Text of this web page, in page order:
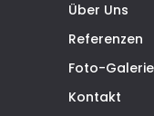
Über Uns
Referenzen
Foto-Galerie
Kontakt